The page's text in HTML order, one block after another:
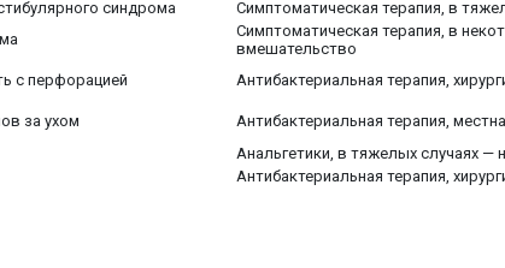
синдрома
Симптоматическая терапия, в
Симптоматическая терапия, в
вмешательство
с перфорацией
Антибактериальная терапия,
за ухом
Антибактериальная терапия,
Анальгетики, в тяжелых случаях —
Антибактериальная терапия,